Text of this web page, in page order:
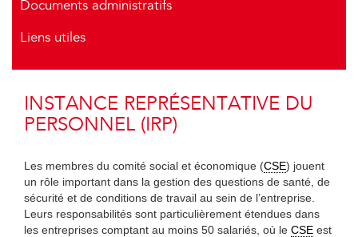
Documents administratifs
Liens utiles
INSTANCE REPRÉSENTATIVE DU
PERSONNEL (IRP)
Les membres du comité social et économique (CSE) jouent
un rôle important dans la gestion des questions de santé, de
sécurité et de conditions de travail au sein de l’entreprise.
Leurs responsabilités sont particulièrement étendues dans
les entreprises comptant au moins 50 salariés, où le CSE est